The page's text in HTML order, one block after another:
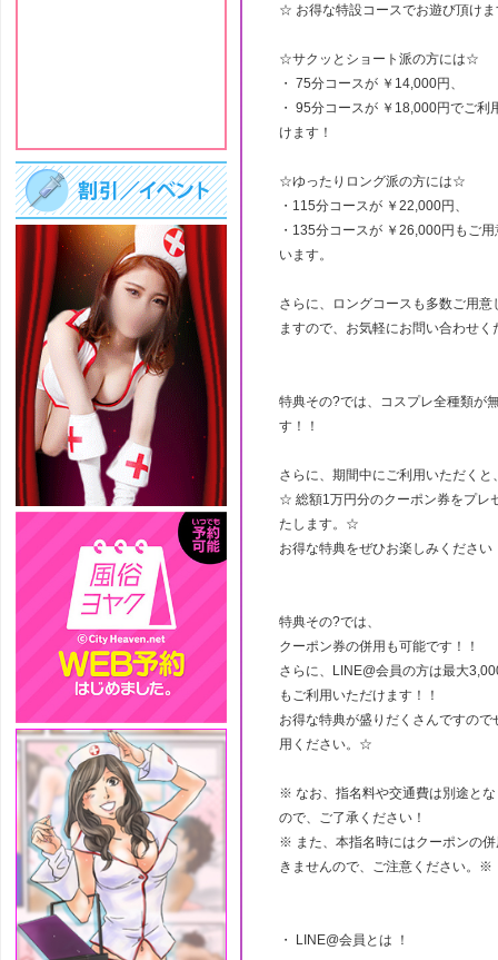
☆ お得な特設コースでお遊び頂け
☆サクッとショート派の方には☆
・ 75分コースが ￥14,000円、
・ 95分コースが ￥18,000円でご利
けます！
☆ゆったりロング派の方には☆
・115分コースが ￥22,000円、
・135分コースが ￥26,000円もご
います。
さらに、ロングコースも多数ご用意
ますので、お気軽にお問い合わせく
特典その?では、コスプレ全種類が
す！！
さらに、期間中にご利用いただくと
☆ 総額1万円分のクーポン券をプレ
たします。☆
お得な特典をぜひお楽しみください
特典その?では、
クーポン券の併用も可能です！！
さらに、LINE@会員の方は最大
もご利用いただけます！！
お得な特典が盛りだくさんですので
用ください。☆
※ なお、指名料や交通費は別途と
ので、ご了承ください！
※ また、本指名時にはクーポンの
きませんので、ご注意ください。※
・ LINE@会員とは ！